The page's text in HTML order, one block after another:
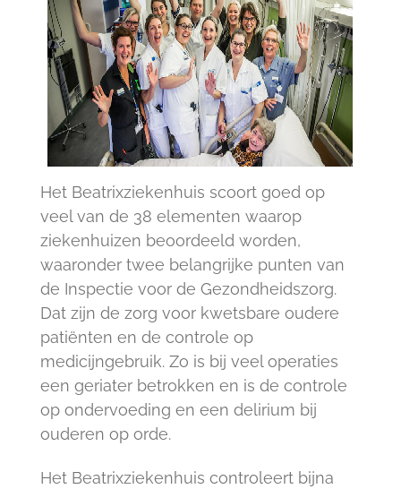
Het Beatrixziekenhuis scoort goed op
veel van de 38 elementen waarop
ziekenhuizen beoordeeld worden,
waaronder twee belangrijke punten van
de Inspectie voor de Gezondheidszorg.
Dat zijn de zorg voor kwetsbare oudere
patiënten en de controle op
medicijngebruik. Zo is bij veel operaties
een geriater betrokken en is de controle
op ondervoeding en een delirium bij
ouderen op orde.
Het Beatrixziekenhuis controleert bijna